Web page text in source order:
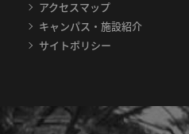
アクセスマップ
キャンパス・施設紹介
サイトポリシー